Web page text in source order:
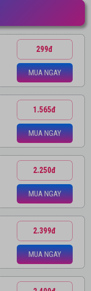
299đ
MUA NGAY
1.565đ
MUA NGAY
2.250đ
MUA NGAY
2.399đ
MUA NGAY